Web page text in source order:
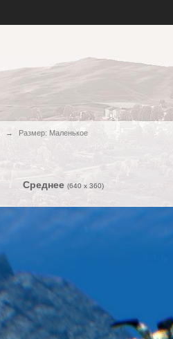
→ Размер: Маленькое
Среднее (640 x 360)